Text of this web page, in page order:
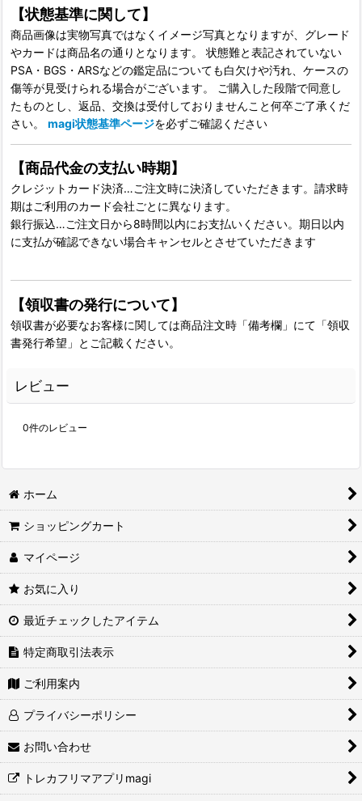
【状態基準に関して】
商品画像は実物写真ではなくイメージ写真となりますが、グレード
やカードは商品名の通りとなります。 状態難と表記されていない
PSA・BGS・ARSなどの鑑定品についても白欠けや汚れ、ケースの
傷等が見受けられる場合がございます。 ご購入した段階で同意し
たものとし、返品、交換は受付しておりませんこと何卒ご了承くだ
さい。 magi状態基準ページを必ずご確認ください
【商品代金の支払い時期】
クレジットカード決済…ご注文時に決済していただきます。請求時
期はご利用のカード会社ごとに異なります。
銀行振込…ご注文日から8時間以内にお支払いください。期日以内
に支払が確認できない場合キャンセルとさせていただきます
【領収書の発行について】
領収書が必要なお客様に関しては商品注文時「備考欄」にて「領収
書発行希望」とご記載ください。
レビュー
0件のレビュー
ホーム
ショッピングカート
マイページ
お気に入り
最近チェックしたアイテム
特定商取引法表示
ご利用案内
プライバシーポリシー
お問い合わせ
トレカフリマアプリmagi